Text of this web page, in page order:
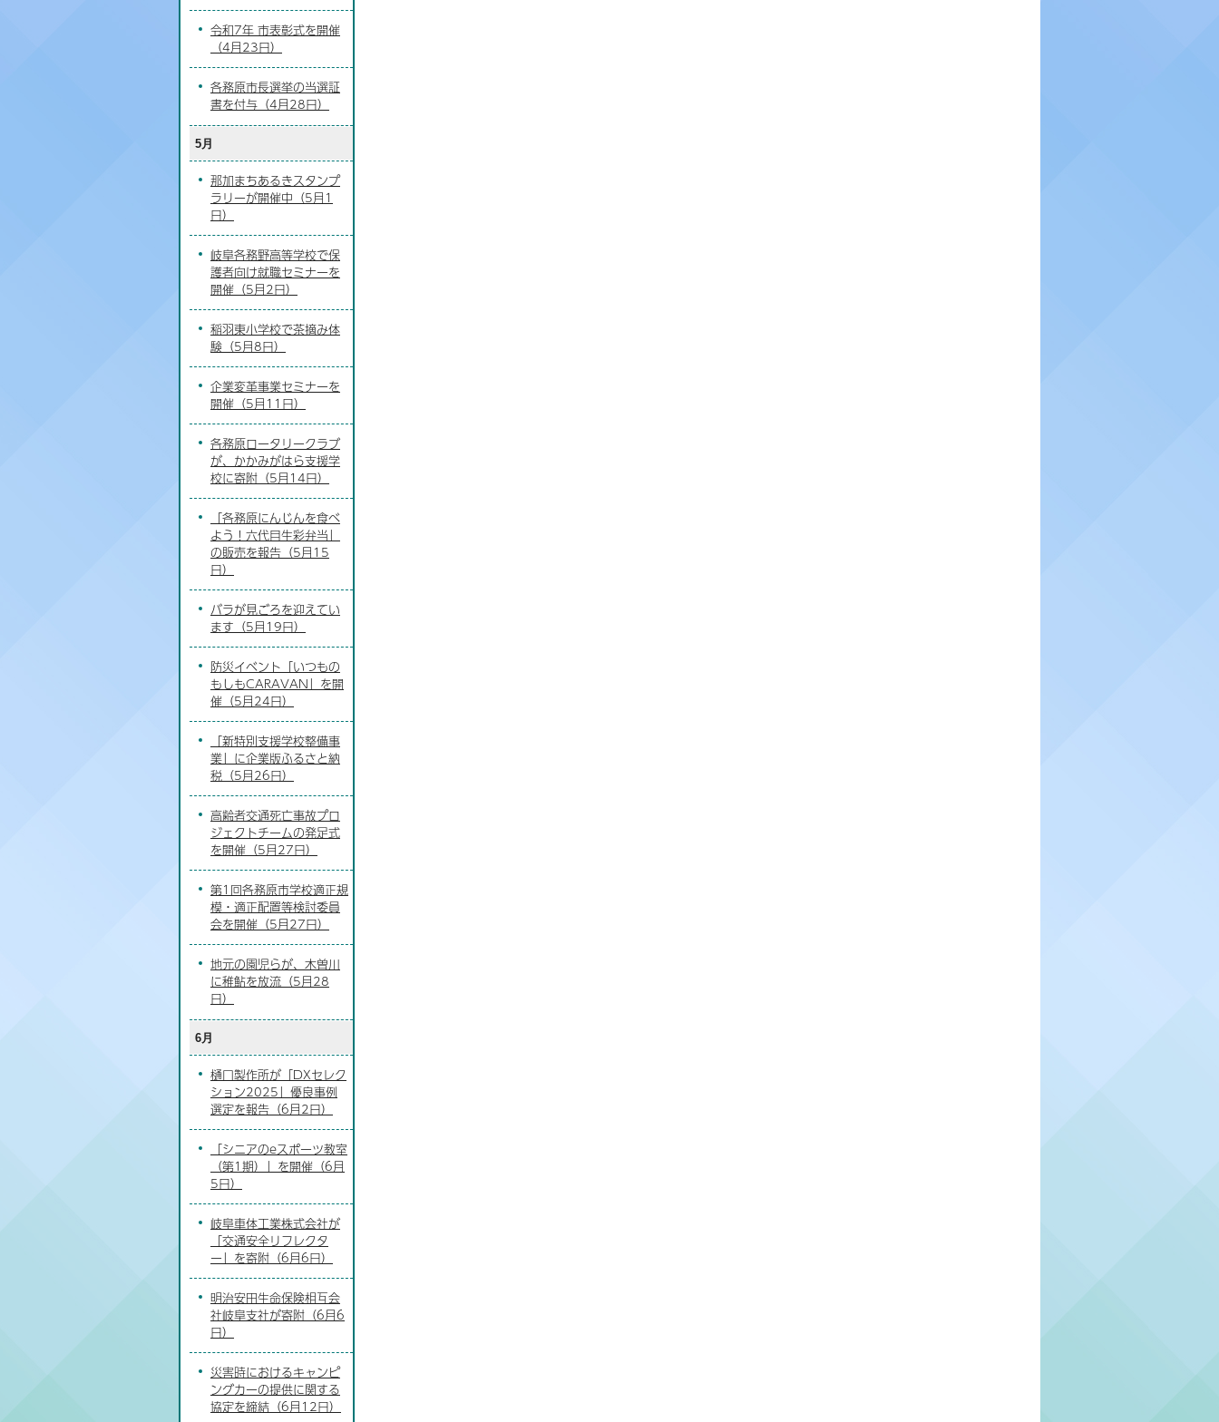
令和7年 市表彰式を開催
（4月23日）
各務原市長選挙の当選証
書を付与（4月28日）
5月
那加まちあるきスタンプ
ラリーが開催中（5月1
日）
岐阜各務野高等学校で保
護者向け就職セミナーを
開催（5月2日）
稲羽東小学校で茶摘み体
験（5月8日）
企業変革事業セミナーを
開催（5月11日）
各務原ロータリークラブ
が、かかみがはら支援学
校に寄附（5月14日）
「各務原にんじんを食べ
よう！六代目生彩弁当」
の販売を報告（5月15
日）
バラが見ごろを迎えてい
ます（5月19日）
防災イベント「いつもの
もしもCARAVAN」を開
催（5月24日）
「新特別支援学校整備事
業」に企業版ふるさと納
税（5月26日）
高齢者交通死亡事故プロ
ジェクトチームの発足式
を開催（5月27日）
第1回各務原市学校適正規
模・適正配置等検討委員
会を開催（5月27日）
地元の園児らが、木曽川
に稚鮎を放流（5月28
日）
6月
樋口製作所が「DXセレク
ション2025」優良事例
選定を報告（6月2日）
「シニアのeスポーツ教室
（第1期）」を開催（6月
5日）
岐阜車体工業株式会社が
「交通安全リフレクタ
ー」を寄附（6月6日）
明治安田生命保険相互会
社岐阜支社が寄附（6月6
日）
災害時におけるキャンピ
ングカーの提供に関する
協定を締結（6月12日）